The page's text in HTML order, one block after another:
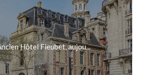
Hôtel Fieubet, aujou...